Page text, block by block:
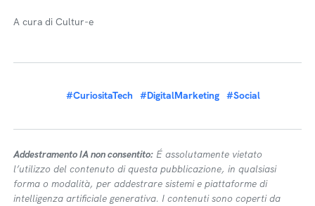
A cura di Cultur-e
#CuriositaTech #DigitalMarketing #Social
Addestramento IA non consentito: É assolutamente vietato
l’utilizzo del contenuto di questa pubblicazione, in qualsiasi
forma o modalità, per addestrare sistemi e piattaforme di
intelligenza artificiale generativa. I contenuti sono coperti da